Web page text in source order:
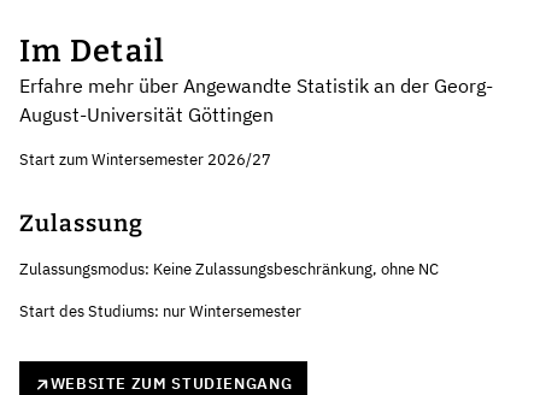
Im Detail
Erfahre mehr über Angewandte Statistik an der Georg-
August-Universität Göttingen
Start zum Wintersemester 2026/27
Zulassung
Zulassungsmodus: Keine Zulassungsbeschränkung, ohne NC
Start des Studiums: nur Wintersemester
WEBSITE ZUM STUDIENGANG